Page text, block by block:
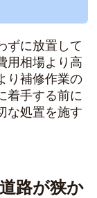
ずに放置して
用相場より高
り補修作業の
着手する前に
な処置を施す
路が狭か